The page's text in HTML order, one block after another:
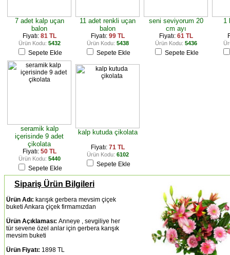
7 adet kalp uçan
balon
Fiyatı: 81 TL
Ürün Kodu: 5432
Sepete Ekle
11 adet renkli uçan
balon
Fiyatı: 99 TL
Ürün Kodu: 5438
Sepete Ekle
seni seviyorum 20
cm ayı
Fiyatı: 61 TL
Ürün Kodu: 5436
Sepete Ekle
1
seramik kalp
içerisinde 9 adet
çikolata
Fiyatı: 50 TL
Ürün Kodu: 5440
Sepete Ekle
kalp kutuda çikolata
Fiyatı: 71 TL
Ürün Kodu: 6102
Sepete Ekle
Sipariş Ürün Bilgileri
Ürün Adı: karışık gerbera mevsim çiçek
buketi Ankara çiçek firmamızdan
Ürün Açıklaması: Anneye , sevgiliye her
tür sevene özel anlar için gerbera karışık
mevsim buketi
Ürün Fiyatı: 1898 TL